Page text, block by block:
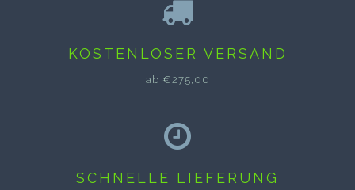
KOSTENLOSER VERSAND
ab €275,00
SCHNELLE LIEFERUNG